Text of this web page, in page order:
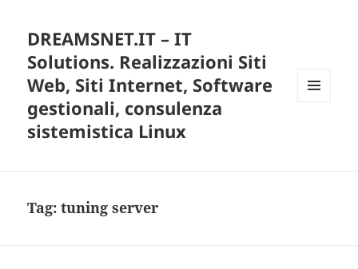
DREAMSNET.IT – IT
Solutions. Realizzazioni Siti
Web, Siti Internet, Software
gestionali, consulenza
sistemistica Linux
Tag:tuning server